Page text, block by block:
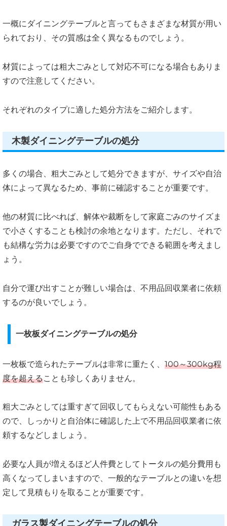
一概にダイニングテーブルと言ってもさまざまな材質が用い
られており、その質感は全く異なるものでしょう。
材質によっては粗大ごみとして対応不可になる場合もありま
すので注意してください。
それぞれのタイプに適した処分方法をご紹介します。
木製ダイニングテーブルの処分
多くの場合、粗大ごみとして処分できますが、サイズや自治
体によって異なるため、事前に確認することが重要です。
他の材質に比べれば、解体や裁断をして家庭ごみのサイズま
で小さくすることも検討の余地となります。ただし、それで
も結構な労力は必要ですのでご自身でできる範囲を考えまし
ょう。
自分で運び出すことが難しい場合は、不用品回収業者に依頼
するのが良いでしょう。
一枚板ダイニングテーブルの処分
一枚板で造られたテーブルは非常に重たく、 100～300kg程
度を超えることも珍しくありません。
粗大ごみとしては重すぎて回収してもらえない可能性もある
ので、しっかりと自治体に確認した上で不用品回収業者に依
頼するなどしましょう。
必要な人員が増えるほど人件費としてトータルの処分費用も
高くなってしまいますので、一般的なテーブルとの違いを想
定して見積もりを取ることが重要です。
ガラス製ダイニングテーブルの処分